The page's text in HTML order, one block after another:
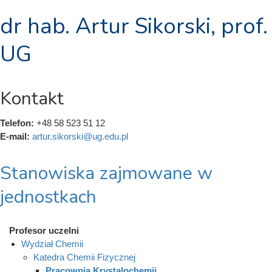
dr hab. Artur Sikorski, prof.
UG
Kontakt
Telefon: +48 58 523 51 12
E-mail: artur.sikorski@ug.edu.pl
Stanowiska zajmowane w
jednostkach
Profesor uczelni
Wydział Chemii
Katedra Chemii Fizycznej